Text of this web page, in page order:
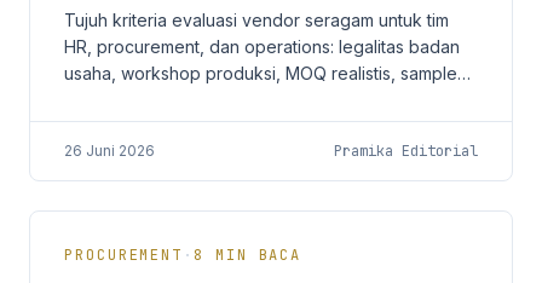
Tujuh kriteria evaluasi vendor seragam untuk tim
HR, procurement, dan operations: legalitas badan
usaha, workshop produksi, MOQ realistis, sample
hingga timeline produksi yang terukur.
26 Juni 2026 Pramika Editorial
PROCUREMENT · 8 MIN BACA